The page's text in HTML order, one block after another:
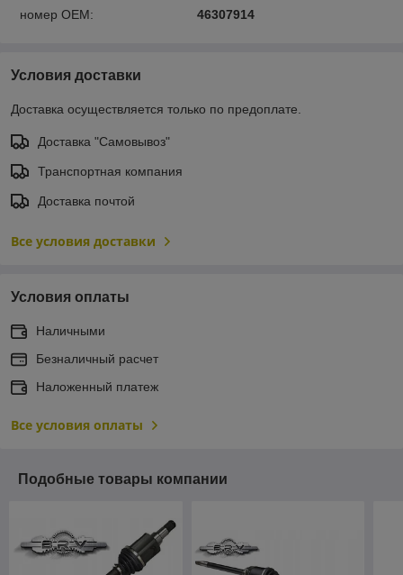
номер OEM: 46307914
Условия доставки
Доставка осуществляется только по предоплате.
Доставка "Самовывоз"
Транспортная компания
Доставка почтой
Все условия доставки
Условия оплаты
Наличными
Безналичный расчет
Наложенный платеж
Все условия оплаты
Подобные товары компании